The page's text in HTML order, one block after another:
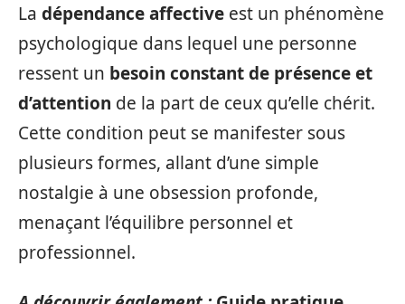
La dépendance affective est un phénomène
psychologique dans lequel une personne
ressent un besoin constant de présence et
d’attention de la part de ceux qu’elle chérit.
Cette condition peut se manifester sous
plusieurs formes, allant d’une simple
nostalgie à une obsession profonde,
menaçant l’équilibre personnel et
professionnel.